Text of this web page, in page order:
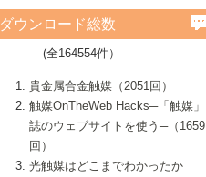
立大学）
ールホテル豊橋）
B号 第111回触媒討論会（2013年・関西大
7号 水素を利用する化成品合成の新潮流
6号 新しい固体酸触媒技術
7号 ゼオライト合成における最近の進歩
5号 触媒を有効に使うための技術
7号 有機分子触媒による精密有機合成
8号 高機能化ポリオレフィンに向けた重合
触媒の最近の進展
蔵技術の進歩
5号 CO2が関わる触媒・材料
7号 持続可能社会実現のための触媒および
触媒関連技術
4号 錯体を利用したユニークな表面構造の
構築と機能
5号 若手会員による触媒研究の未来展望1：
企業編
6号 第102回触媒討論会
7号 触媒・化学反応における計算化学の進
3号 実用的ファインケミカル合成プロセス
を実現する触媒
5号 こんな物質，あんな物質―新たな触媒
の可能性―
7号 『結晶の化学』を活かした触媒研究
2号 第97回触媒討論会
3号 リビング重合触媒の最近の展開
5号 水素製造・貯蔵のための触媒技術の新
しい展開
6号 第98回触媒討論会
7号 基礎化学品製造の触媒技術
1号 最近の触媒担体とその効果
2号 第95回触媒討論会
4号 水分解用光触媒材料
5号 時間分解分光の進歩と応用
6号 第96回触媒討論会
▼46巻（2004年）
1号 部分酸化反応触媒の最前線
2号 第93回触媒討論会
3号 特殊エネルギー場の触媒反応
4号 生体内における金属の触媒作用
5号 ファインケミカルズの展開に寄与する
▼45巻（2003年）
1号 なぜこの触媒が良いのか？
2号 第91回触媒討論会
3号 最近の自動車排ガス処理技術
4号 触媒研究の現状と将来─第90回触媒討論
▼44巻（2002年）
1号 高次制御された触媒の化学
2号 第89回触媒討論会
3号 触媒を利用した電気化学の新展開
▼43巻（2001年）
1号 グリーンケミストリーと触媒
2号 第87回触媒討論会特集号
▼42巻（2000年）
1号 触媒反応工学の明日を拓く
▼41巻（1999年）
ダウンロード総数
(全164554件）
貴金属合金触媒（2051回）
触媒OnTheWeb Hacks─「触媒」
誌のウェブサイトを使う─（1659
回）
光触媒はどこまでわかったか